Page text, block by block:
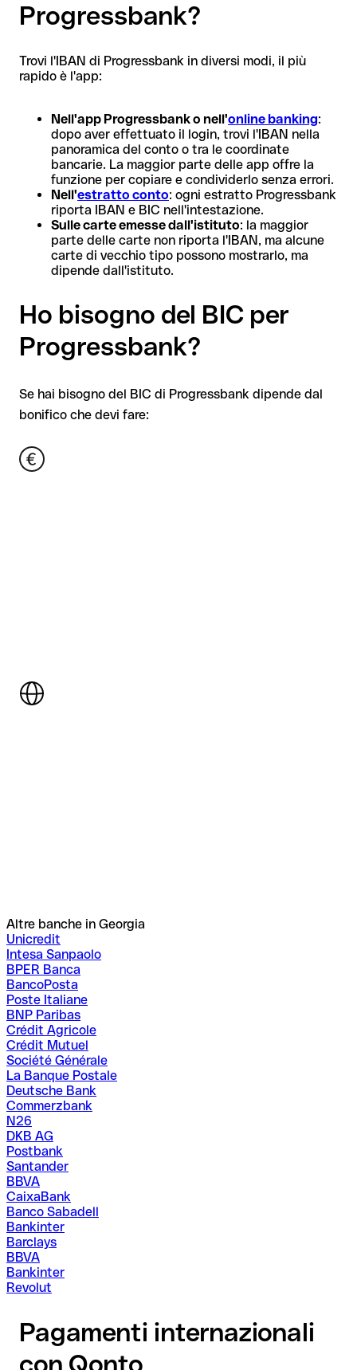
Progressbank?
Trovi l'IBAN di Progressbank in diversi modi, il più
rapido è l'app:
Nell'app Progressbank o nell'online banking:
dopo aver effettuato il login, trovi l'IBAN nella
panoramica del conto o tra le coordinate
bancarie. La maggior parte delle app offre la
funzione per copiare e condividerlo senza errori.
Nell'estratto conto: ogni estratto Progressbank
riporta IBAN e BIC nell'intestazione.
Sulle carte emesse dall'istituto: la maggior
parte delle carte non riporta l'IBAN, ma alcune
carte di vecchio tipo possono mostrarlo, ma
dipende dall'istituto.
Ho bisogno del BIC per
Progressbank?
Se hai bisogno del BIC di Progressbank dipende dal
bonifico che devi fare:
Altre banche in Georgia
Unicredit
Intesa Sanpaolo
BPER Banca
BancoPosta
Poste Italiane
BNP Paribas
Crédit Agricole
Crédit Mutuel
Société Générale
La Banque Postale
Deutsche Bank
Commerzbank
N26
DKB AG
Postbank
Santander
BBVA
CaixaBank
Banco Sabadell
Bankinter
Barclays
BBVA
Bankinter
Revolut
Pagamenti internazionali
con Qonto